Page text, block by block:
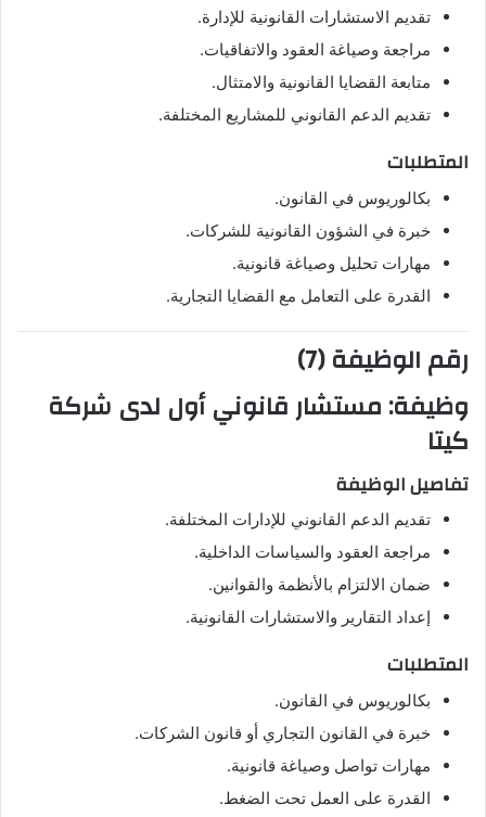
تقديم الاستشارات القانونية للإدارة.
مراجعة وصياغة العقود والاتفاقيات.
متابعة القضايا القانونية والامتثال.
تقديم الدعم القانوني للمشاريع المختلفة.
المتطلبات
بكالوريوس في القانون.
خبرة في الشؤون القانونية للشركات.
مهارات تحليل وصياغة قانونية.
القدرة على التعامل مع القضايا التجارية.
رقم الوظيفة (7)
وظيفة:مستشار قانوني أول لدى شركة
كيتا
تفاصيل الوظيفة
تقديم الدعم القانوني للإدارات المختلفة.
مراجعة العقود والسياسات الداخلية.
ضمان الالتزام بالأنظمة والقوانين.
إعداد التقارير والاستشارات القانونية.
المتطلبات
بكالوريوس في القانون.
خبرة في القانون التجاري أو قانون الشركات.
مهارات تواصل وصياغة قانونية.
القدرة على العمل تحت الضغط.